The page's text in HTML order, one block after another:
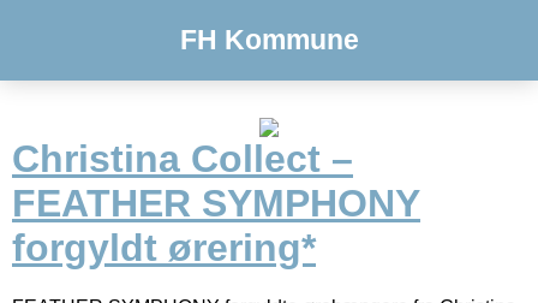
FH Kommune
Christina Collect –
FEATHER SYMPHONY
forgyldt ørering*